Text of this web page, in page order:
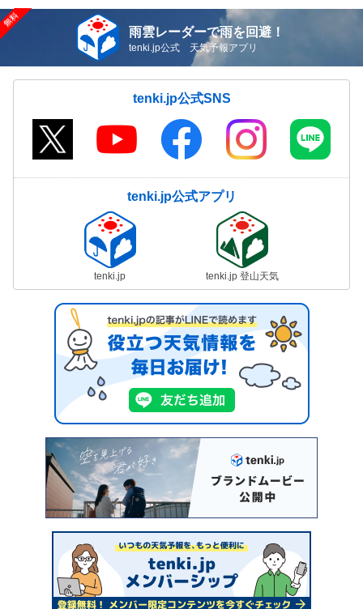
雨雲レーダーで雨を回避！
tenki.jp公式 天気予報アプリ
tenki.jp公式SNS
tenki.jp公式アプリ
tenki.jp tenki.jp 登山天気